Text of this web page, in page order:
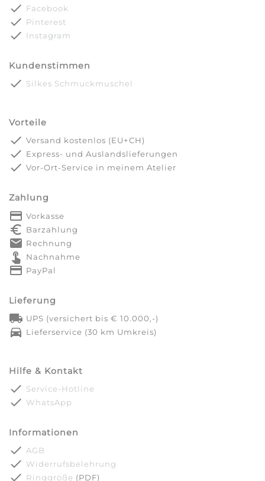
done Facebook
done Pinterest
done Instagram
Kundenstimmen
done Silkes Schmuckmuschel
Vorteile
done Versand kostenlos (EU+CH)
done Express- und Auslandslieferungen
done Vor-Ort-Service in meinem Atelier
Zahlung
payment Vorkasse
euro_symbol Barzahlung
markunread Rechnung
touch_app Nachnahme
credit_card PayPal
Lieferung
local_shipping UPS (versichert bis € 10.000,-)
directions_car Lieferservice (30 km Umkreis)
Hilfe & Kontakt
done Service-Hotline
done WhatsApp
Informationen
done AGB
done Widerrufsbelehrung
done Ringgröße (PDF)